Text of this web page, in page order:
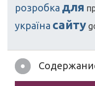
розробка для
україна сайту